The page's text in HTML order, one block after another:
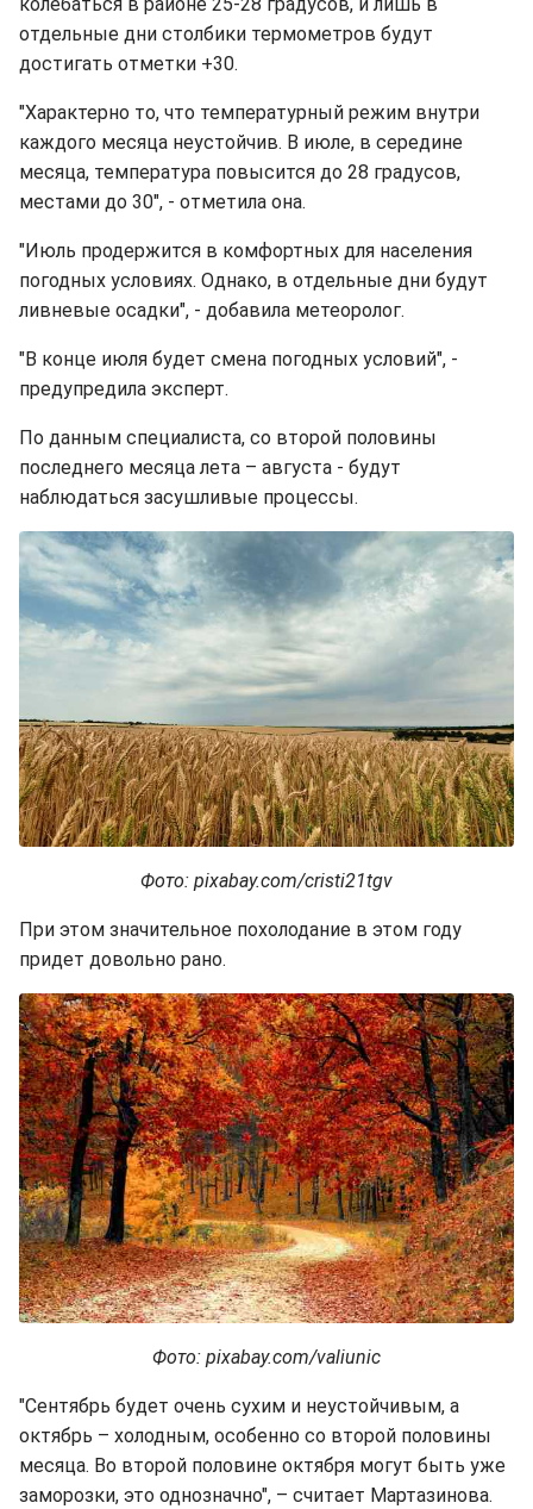
отдельные дни столбики термометров будут
достигать отметки +30.
"Характерно то, что температурный режим внутри
каждого месяца неустойчив. В июле, в середине
месяца, температура повысится до 28 градусов,
местами до 30", - отметила она.
"Июль продержится в комфортных для населения
погодных условиях. Однако, в отдельные дни будут
ливневые осадки", - добавила метеоролог.
"В конце июля будет смена погодных условий", -
предупредила эксперт.
По данным специалиста, со второй половины
последнего месяца лета – августа - будут
наблюдаться засушливые процессы.
Фото: pixabay.com/cristi21tgv
При этом значительное похолодание в этом году
придет довольно рано.
Фото: pixabay.com/valiunic
"Сентябрь будет очень сухим и неустойчивым, а
октябрь – холодным, особенно со второй половины
месяца. Во второй половине октября могут быть уже
заморозки, это однозначно", – считает Мартазинова.